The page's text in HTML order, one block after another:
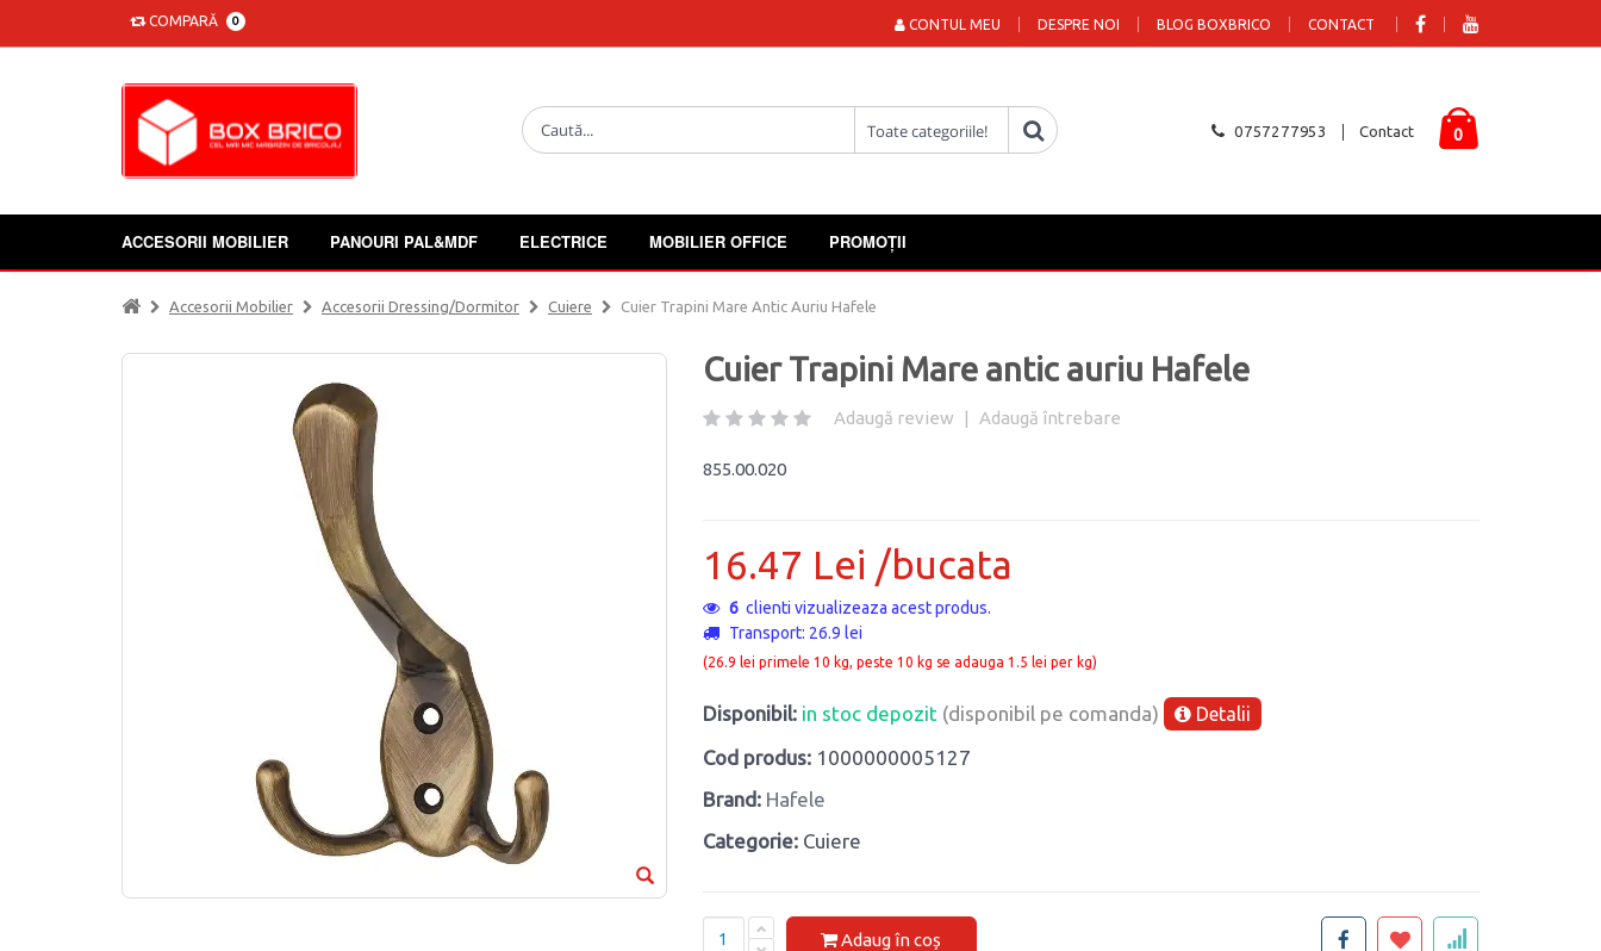
COMPARĂ 0 DESPRE NOI BLOG BOXBRICO CONTACT
CONTUL MEU
0757277953 Contact 0
ACCESORII MOBILIER PANOURI PAL&MDF ELECTRICE MOBILIER OFFICE PROMOȚII
Accesorii Mobilier Accesorii Dressing/dormitor Cuiere Cuier Trapini Mare Antic Auriu Hafele
Cuier Trapini Mare antic auriu Hafele
Adaugă review | Adaugă întrebare
855.00.020
16.47 Lei /bucata
6clienti vizualizeaza acest produs.
Transport: 26.9 lei
(26.9 lei primele 10 kg, peste 10 kg se adauga 1.5 lei per kg)
Disponibil: in stoc depozit (disponibil pe comanda) Detalii
Cod produs: 1000000005127
Brand: Hafele
Categorie: Cuiere
Adaug în coș